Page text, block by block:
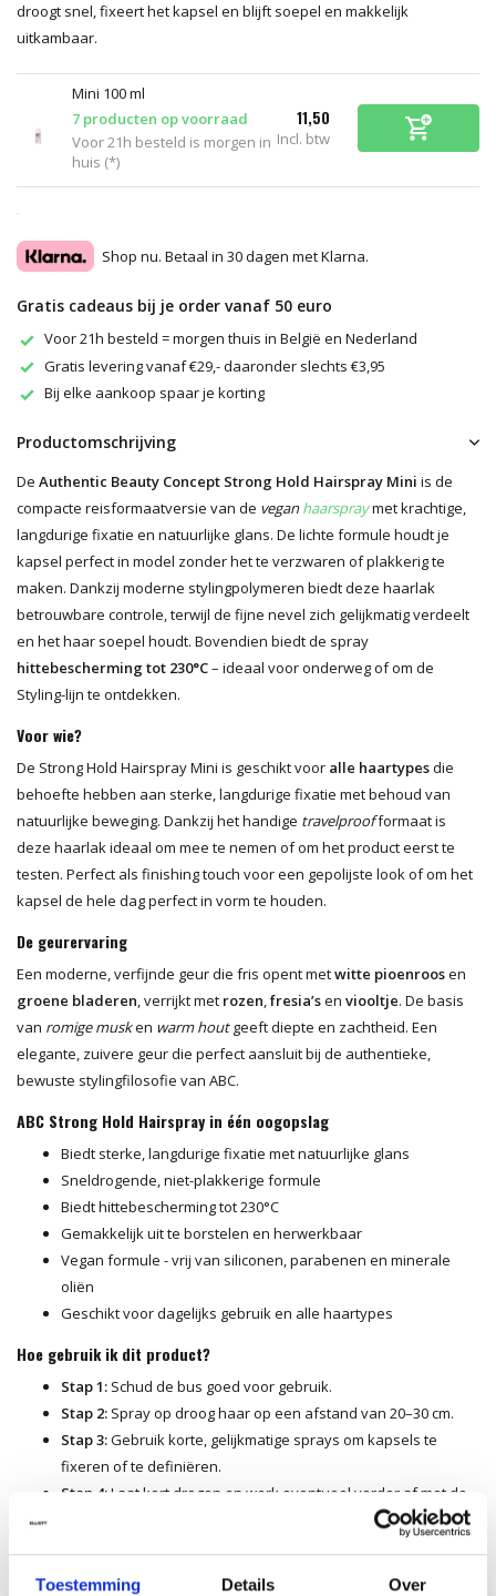
Toestemming Details Over
droogt snel, fixeert het kapsel en blijft soepel en makkelijk
uitkambaar.
Mini 100 ml
7 producten op voorraad
Voor 21h besteld is morgen in
huis (*)
11,50
Incl. btw
Shop nu. Betaal in 30 dagen met Klarna.
Gratis cadeaus bij je order vanaf 50 euro
Voor 21h besteld = morgen thuis in België en Nederland
Gratis levering vanaf €29,- daaronder slechts €3,95
Bij elke aankoop spaar je korting
Productomschrijving
De Authentic Beauty Concept Strong Hold Hairspray Mini is de
compacte reisformaatversie van de veganhaarspraymet krachtige,
langdurige fixatie en natuurlijke glans. De lichte formule houdt je
kapsel perfect in model zonder het te verzwaren of plakkerig te
maken. Dankzij moderne stylingpolymeren biedt deze haarlak
betrouwbare controle, terwijl de fijne nevel zich gelijkmatig verdeelt
en het haar soepel houdt. Bovendien biedt de spray
hittebescherming tot 230°C– ideaal voor onderweg of om de
Styling-lijn te ontdekken.
Voor wie?
De Strong Hold Hairspray Mini is geschikt voor alle haartypesdie
behoefte hebben aan sterke, langdurige fixatie met behoud van
natuurlijke beweging. Dankzij het handige travelproofformaat is
deze haarlak ideaal om mee te nemen of om het product eerst te
testen. Perfect als finishing touch voor een gepolijste look of om het
kapsel de hele dag perfect in vorm te houden.
De geurervaring
Een moderne, verfijnde geur die fris opent metwitte pioenroosen
groene bladeren , verrijkt met rozen fresia’sen viooltje. De basis
van romige musken warm houtgeeft diepte en zachtheid. Een
elegante, zuivere geur die perfect aansluit bij de authentieke,
bewuste stylingfilosofie van ABC.
ABC Strong Hold Hairspray in één oogopslag
Biedt sterke, langdurige fixatie met natuurlijke glans
Sneldrogende, niet-plakkerige formule
Biedt hittebescherming tot 230°C
Gemakkelijk uit te borstelen en herwerkbaar
Vegan formule - vrij van siliconen, parabenen en minerale
oliën
Geschikt voor dagelijks gebruik en alle haartypes
Hoe gebruik ik dit product?
Stap 1: Schud de bus goed voor gebruik.
Stap 2: Spray op droog haar op een afstand van 20–30 cm.
Stap 3:Gebruik korte, gelijkmatige sprays om kapsels te
fixeren of te definiëren.
Stap 4:Laat kort drogen en werk eventueel verder af met de
Tip van onze kappers